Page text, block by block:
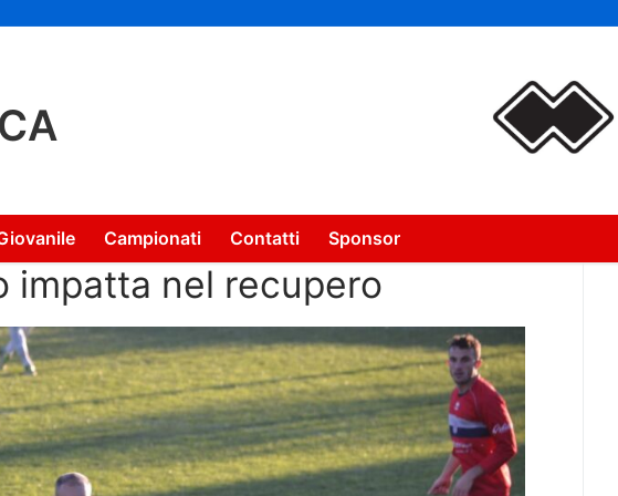
Campionati Contatti Sponsor
impatta nel recupero